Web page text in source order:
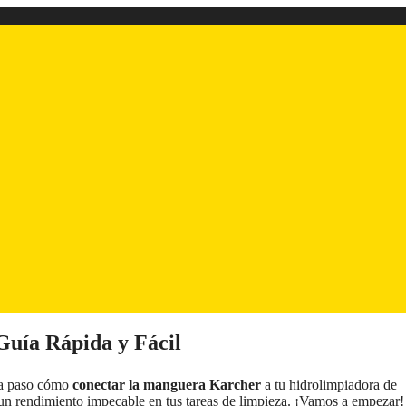
Rápida y Fácil
paso cómo conectar la manguera Karcher a tu hidrolimpiadora de
impecable en tus tareas de limpieza. ¡Vamos a empezar!